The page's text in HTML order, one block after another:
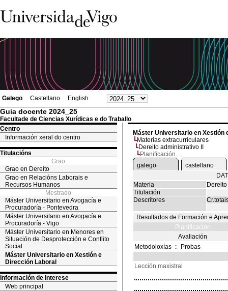
Galego Castellano English
Guia docente 2024_25
Facultade de Ciencias Xurídicas e do Traballo
Centro
Información xeral do centro
Titulacións
Grao
Grao en Dereito
Grao en Relacións Laborais e
Recursos Humanos
Mestrado
Máster Universitario en Avogacía e
Procuradoría - Pontevedra
Máster Universitario en Avogacía e
Procuradoría - Vigo
Máster Universitario en Menores en
Situación de Desprotección e Conflito
Social
Máster Universitario en Xestión e
Dirección Laboral
Información de interese
Web principal
Máster Universitario en Xestión
Materias extracurriculares
Dereito administrativo II
Planificación
galego
castellano
Materia
Titulación
Descritores
Resultados de Formación e
Planificación
Avaliación
Metodoloxías :: Probas
Lección maxistral